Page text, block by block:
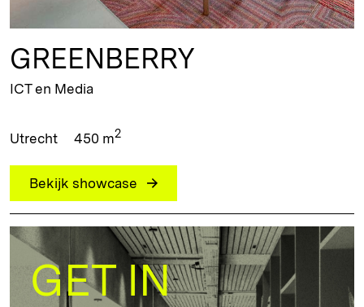
GREENBERRY
ICT en Media
Utrecht 450 m2
Bekijk showcase
GET IN